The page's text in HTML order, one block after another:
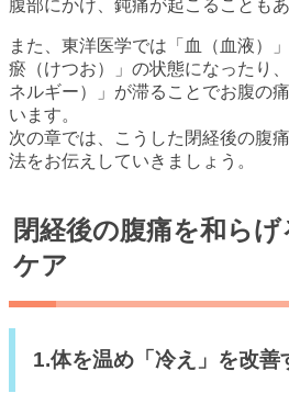
腹部にかけ、鈍痛が起こることもあ
また、東洋医学では「血（血液）
瘀（けつお）」の状態になったり
ネルギー）」が滞ることでお腹の
います。
次の章では、こうした閉経後の腹
法をお伝えしていきましょう。
閉経後の腹痛を和ら
ケア
1.体を温め「冷え」を改善